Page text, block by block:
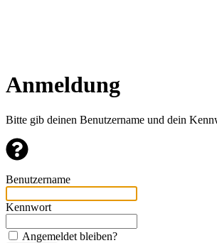
Anmeldung
Bitte gib deinen Benutzername und dein
Benutzername
Kennwort
Angemeldet bleiben?